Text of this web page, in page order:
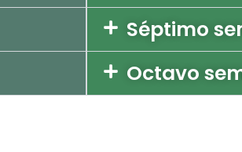
Séptimo
Octavo